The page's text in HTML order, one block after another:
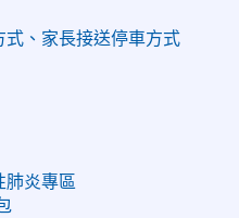
、家長接送停車方式
肺炎專區